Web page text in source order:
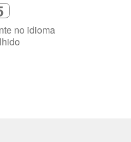
no idioma